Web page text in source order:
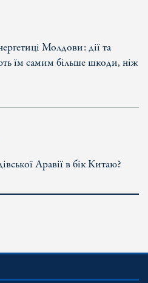
Молдови: дії та
їм самим більше шкоди, ніж
Аравії в бік Китаю?